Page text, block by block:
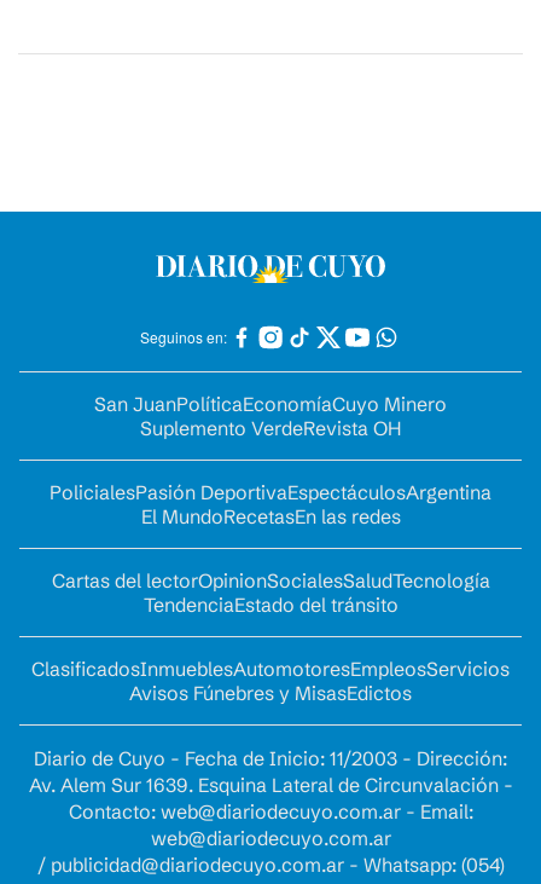
Seguinos en:
San JuanPolíticaEconomíaCuyo Minero
Suplemento VerdeRevista OH
PolicialesPasión DeportivaEspectáculosArgentina
El MundoRecetasEn las redes
Cartas del lectorOpinionSocialesSaludTecnología
TendenciaEstado del tránsito
ClasificadosInmueblesAutomotoresEmpleosServicios
Avisos Fúnebres y MisasEdictos
Diario de Cuyo - Fecha de Inicio: 11/2003 - Dirección:
Av. Alem Sur 1639. Esquina Lateral de Circunvalación -
Contacto: web@diariodecuyo.com.ar- Email:
web@diariodecuyo.com.ar
/ publicidad@diariodecuyo.com.ar- Whatsapp: (054)